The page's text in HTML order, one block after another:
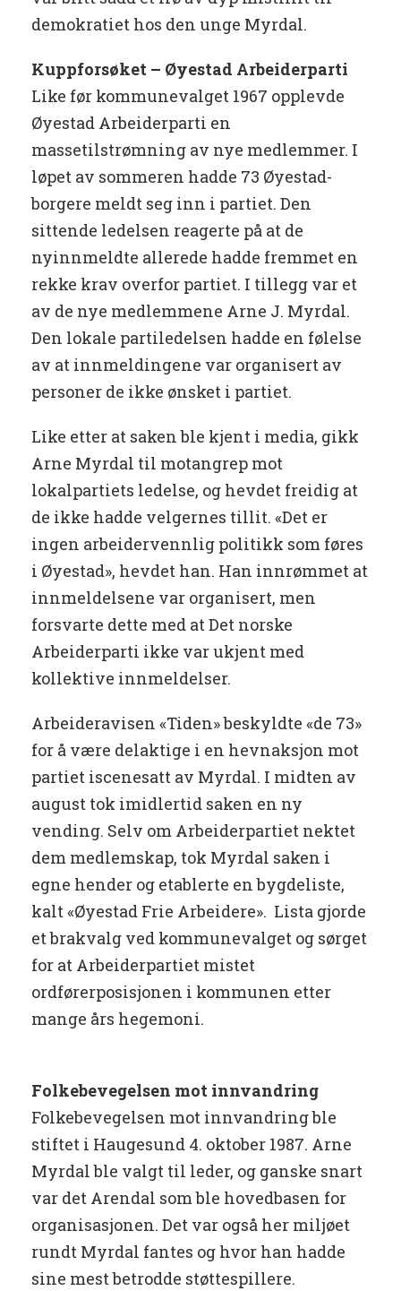
demokratiet hos den unge Myrdal.
Kuppforsøket – Øyestad Arbeiderparti
Like før kommunevalget 1967 opplevde
Øyestad Arbeiderparti en
massetilstrømning av nye medlemmer. I
løpet av sommeren hadde 73 Øyestad-
borgere meldt seg inn i partiet. Den
sittende ledelsen reagerte på at de
nyinnmeldte allerede hadde fremmet en
rekke krav overfor partiet. I tillegg var et
av de nye medlemmene Arne J. Myrdal.
Den lokale partiledelsen hadde en følelse
av at innmeldingene var organisert av
personer de ikke ønsket i partiet.
Like etter at saken ble kjent i media, gikk
Arne Myrdal til motangrep mot
lokalpartiets ledelse, og hevdet freidig at
de ikke hadde velgernes tillit. «Det er
ingen arbeidervennlig politikk som føres
i Øyestad», hevdet han. Han innrømmet at
innmeldelsene var organisert, men
forsvarte dette med at Det norske
Arbeiderparti ikke var ukjent med
kollektive innmeldelser.
Arbeideravisen «Tiden» beskyldte «de 73»
for å være delaktige i en hevnaksjon mot
partiet iscenesatt av Myrdal. I midten av
august tok imidlertid saken en ny
vending. Selv om Arbeiderpartiet nektet
dem medlemskap, tok Myrdal saken i
egne hender og etablerte en bygdeliste,
kalt «Øyestad Frie Arbeidere». Lista gjorde
et brakvalg ved kommunevalget og sørget
for at Arbeiderpartiet mistet
ordførerposisjonen i kommunen etter
mange års hegemoni.
Folkebevegelsen mot innvandring
Folkebevegelsen mot innvandring ble
stiftet i Haugesund 4. oktober 1987. Arne
Myrdal ble valgt til leder, og ganske snart
var det Arendal som ble hovedbasen for
organisasjonen. Det var også her miljøet
rundt Myrdal fantes og hvor han hadde
sine mest betrodde støttespillere.